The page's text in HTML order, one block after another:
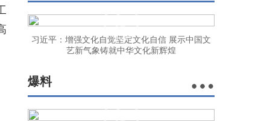
习近平：增强文化自觉坚定文化自信 展示中国文
艺新气象铸就中华文化新辉煌
爆料